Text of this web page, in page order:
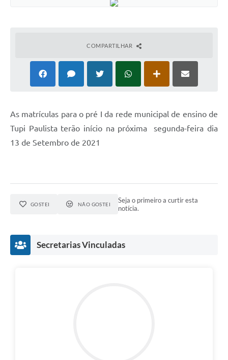
COMPARTILHAR
As matrículas para o pré I da rede municipal de ensino de
Tupi Paulista terão início na próxima segunda-feira dia
13 de Setembro de 2021
GOSTEI NÃO GOSTEI
Seja o primeiro a curtir esta
notícia.
Secretarias Vinculadas